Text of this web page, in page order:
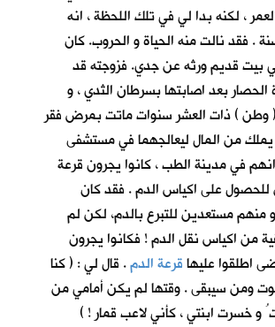
، لكنه بدا لي في تلك اللحظة ، انه
. فقد نالت منه الحياة و الحروب. كان
بيت قديم ورثه عن جدي. فزوجته قد
بعد اصابتها بسرطان الثدي ، و
( وطن ) ذات العشر سنوات ماتت بمرض فقر
من المال ليعالجهما في مستشفى
في مدينة الطب ، كانوا يجرون قرعة
للحصول على اكياس الدم . فقد كان
منهم مستعدين للتبرع بالدم، لكن لم
من اكياس نقل الدم ! فكانوا يجرون
اطلقوا عليهاقرعة الدم. قال لي : ( كنا
ومن سيبقى . وقتها لم يكن أمامي من
و خسرت ابنتي ، كأني لاعب قمار ! )